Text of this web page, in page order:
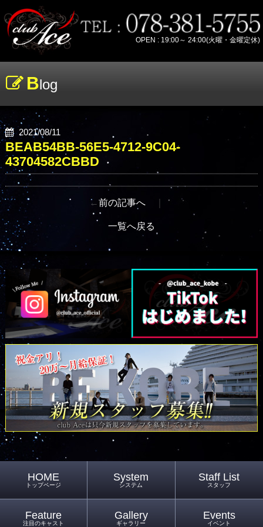
OPEN : 19:00～ 24:00(火曜・金曜定休)
Blog
2021/08/11
BEAB54BB-56E5-4712-9C04-
43704582CBBD
←前の記事へ ｜
一覧へ戻る
HOME
トップページ
System
システム
Staff List
スタッフ
Feature
注目のキャスト
Gallery
ギャラリー
Events
イベント